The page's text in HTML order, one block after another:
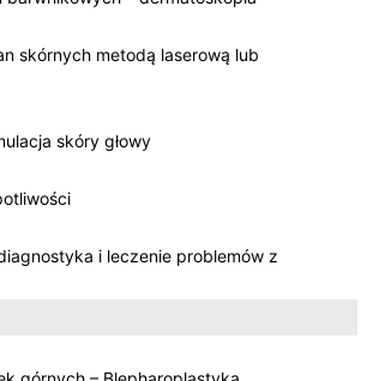
skórnych metodą laserową lub
skóry głowy
i leczenie problemów z